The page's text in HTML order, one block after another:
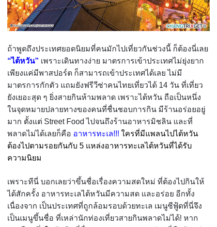
ถ้าพูดถึงประเทศยอดนิยมที่คนมักไปเที่ยวกันช่วงนี้ ก็ต้องนี่เลย
“ไต้หวัน” เพราะเดินทางง่าย มาตรการเข้าประเทศไม่ยุ่งยาก
เพียงแค่มีพาสปอร์ต ก็สามารถเข้าประเทศได้เลย ไม่มี
มาตรการกักตัว แถมยังฟรีวีซ่าคนไทยเที่ยวได้ 14 วัน ที่เที่ยว
ยังเยอะสุด ๆ ยิ่งสายกินห้ามพลาด เพราะไต้หวัน ถือเป็นหนึ่ง
ในจุดหมายปลายทางของคนที่ชื่นชอบการกิน มีร้านอร่อยอยู่
มาก ตั้งแต่ Street Food ไปจนถึงร้านอาหารมิชลิน และที่
พลาดไม่ได้เลยก็คือ อาหารทะเล!!! ใครที่มีแพลนไปไต้หวัน
ต้องไปตามรอยกันกับ 5 แหล่งอาหารทะเลไต้หวันที่ได้รับ
ความนิยม
เพราะทีนี่ บอกเลยว่าขึ้นชื่อเรื่องความสดใหม่ ที่ต้องไปกินให้
ได้สักครั้ง อาหารทะเลไต้หวันมีความสด และอร่อย อีกทั้ง
เนื่องจาก เป็นประเทศที่ถูกล้อมรอบด้วยทะเล เมนูซีฟู้ดที่นี่จึง
เป็นเมนูขึ้นชื่อ ที่เหล่านักท่องเที่ยวสายกินพลาดไม่ได้! หาก